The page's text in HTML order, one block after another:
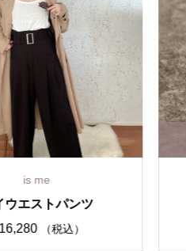
アイアンハート
¥3,740
SOLD OUT